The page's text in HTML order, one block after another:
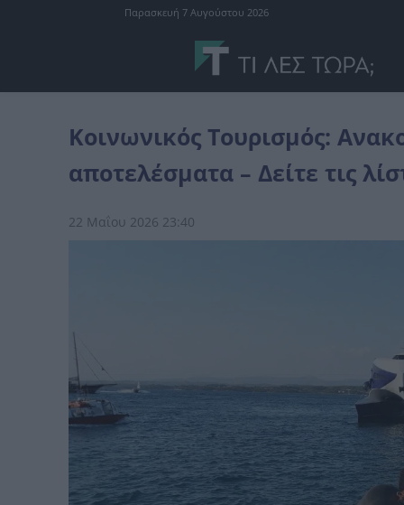
Παρασκευή 7 Αυγούστου 2026
Κοινωνικός Τουρισμός:
αποτελέσματα – Δείτε τις
22 Μαΐου 2026 23:40